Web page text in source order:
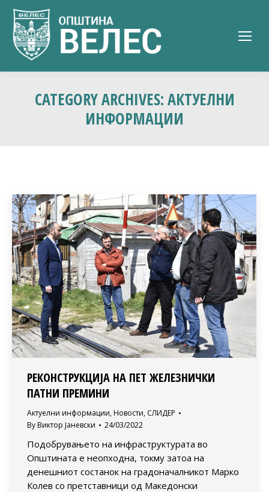
CATEGORY ARCHIVES:АКТУЕЛНИ
ИНФОРМАЦИИ
РЕКОНСТРУКЦИЈА НА ПЕТ ЖЕЛЕЗНИЧКИ
ПАТНИ ПРЕМИНИ
Актуелни информации, Новости, СЛИДЕР
By Виктор Јаневски 24/03/2022
Подобрувањето на инфраструктурата во
Општината е неопходна, токму затоа на
денешниот состанок на градоначалникот Марко
Колев со претставници од Македонски